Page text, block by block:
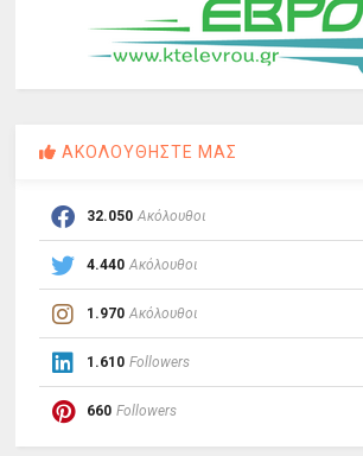
ΑΚΟΛΟΥΘΗΣΤΕ ΜΑΣ
32.050 Ακόλουθοι
4.440 Ακόλουθοι
1.970 Ακόλουθοι
1.610 Followers
660 Followers